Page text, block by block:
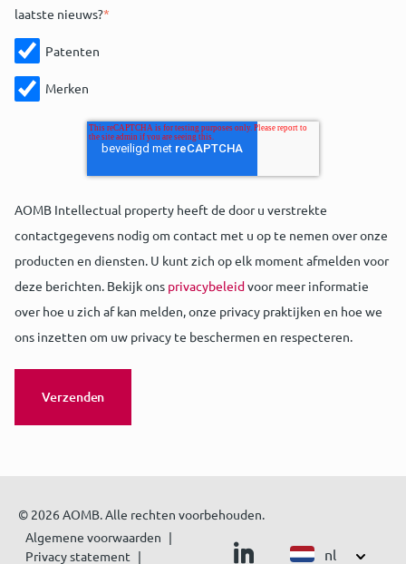
laatste nieuws?*
Patenten
Merken
AOMB Intellectual property heeft de door u verstrekte
contactgegevens nodig om contact met u op te nemen over onze
producten en diensten. U kunt zich op elk moment afmelden voor
deze berichten. Bekijk ons privacybeleidvoor meer informatie
over hoe u zich af kan melden, onze privacy praktijken en hoe we
ons inzetten om uw privacy te beschermen en respecteren.
© 2026 AOMB. Alle rechten voorbehouden.
Algemene voorwaarden
Privacy statement
nl